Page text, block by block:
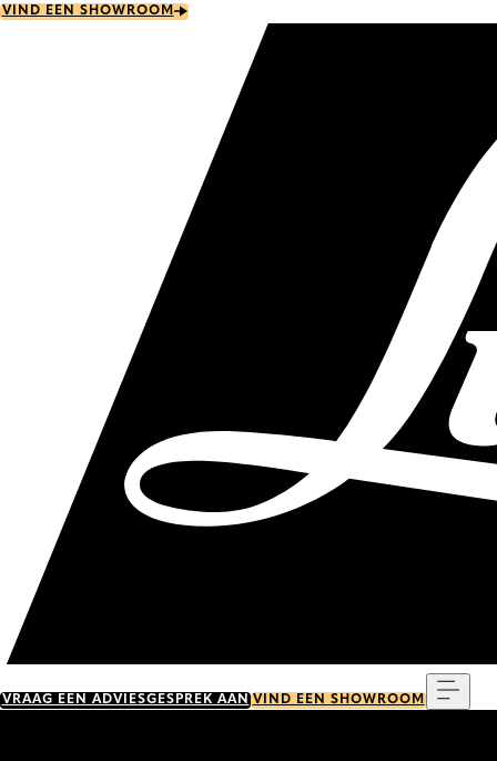
Skip
VIND EEN SHOWROOM
VRAAG EEN ADVIESGESPREK AAN VIND EEN SHOWROOM